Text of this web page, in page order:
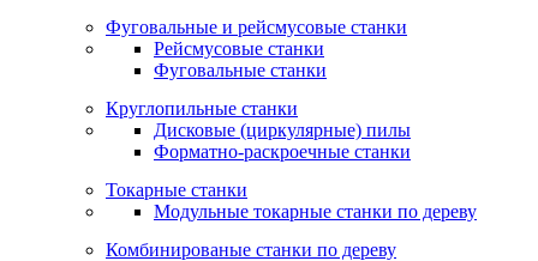
Фуговальные и рейсмусовые станки
Рейсмусовые станки
Фуговальные станки
Круглопильные станки
Дисковые (циркулярные) пилы
Форматно-раскроечные станки
Токарные станки
Модульные токарные станки по дереву
Комбинированые станки по дереву